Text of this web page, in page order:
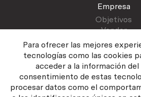
Para ofrecer las mejores
tecnologías como las cookies
acceder a la información
consentimiento de estas
procesar datos como el
Empresa
Objetivos
Vender
Atención al
Contactar
Manual del